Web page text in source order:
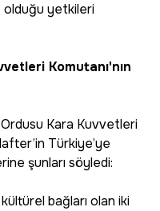
olduğu yetkileri
Komutanı'nın
Ordusu Kara Kuvvetleri
Türkiye’ye
şunları söyledi:
bağları olan iki